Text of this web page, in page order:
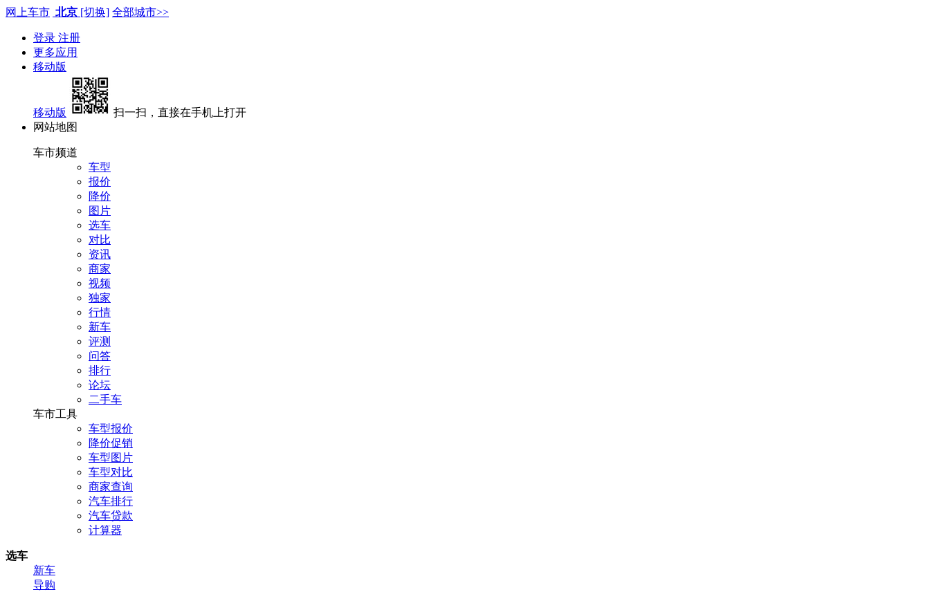
网上车市 北京 [切换] 全部城市>>
登录 注册
更多应用
移动版
移动版
扫一扫，直接在手机上打开
网站地图
车市频道
车型
报价
降价
图片
选车
对比
资讯
商家
视频
独家
行情
新车
评测
问答
排行
论坛
二手车
车市工具
车型报价
降价促销
车型图片
车型对比
商家查询
汽车排行
汽车贷款
计算器
选车
新车
导购